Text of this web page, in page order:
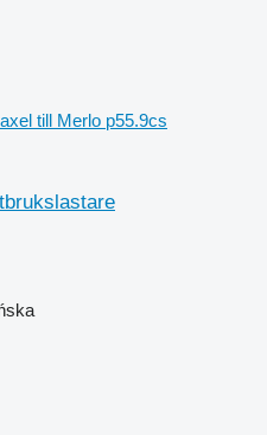
till Merlo p55.9cs